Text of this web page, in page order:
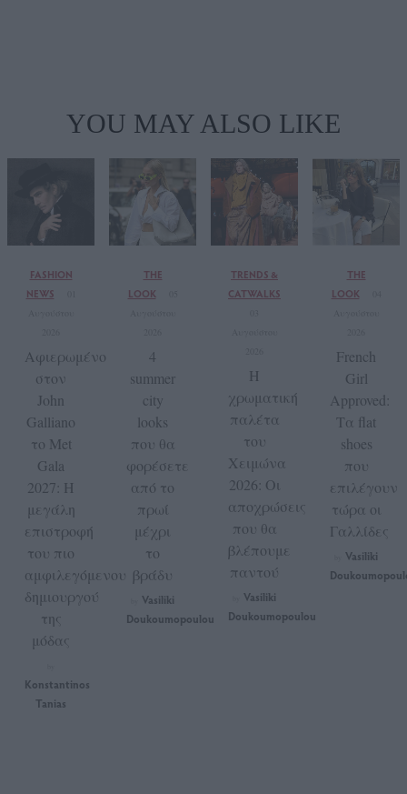
YOU MAY ALSO LIKE
FASHION
NEWS
Αφιερωμένο
στον
John
Galliano
το Met
Gala
2027: Η
μεγάλη
επιστροφή
του πιο
αμφιλεγόμενου
δημιουργού
της
μόδας
Konstantinos
Tanias
THE
LOOK
4
summer
city
looks
που θα
φορέσετε
από το
πρωί
μέχρι
το
βράδυ
Vasiliki
Doukoumopoulou
TRENDS &
CATWALKS
Η
χρωματική
παλέτα
του
Χειμώνα
2026: Οι
αποχρώσεις
που θα
βλέπουμε
παντού
Vasiliki
Doukoumopoulou
THE
LOOK
French
Girl
Approved:
Τα flat
shoes
που
επιλέγουν
τώρα οι
Γαλλίδες
Vasiliki